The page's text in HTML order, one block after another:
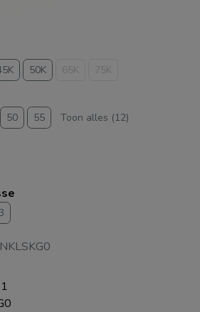
50K 65K 75K
50 55 Toon alles (12)